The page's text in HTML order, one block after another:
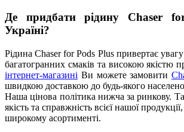
Де придбати рідину Chaser
Україні?
Рідина Chaser for Pods Plus привертає
багатогранних смаків та високою якістю
інтернет-магазині Ви можете замовити
швидкою доставкою до будь-якого
Наша цінова політика нижча за ринкову.
якість та справжність всієї нашої
широкому асортименті.